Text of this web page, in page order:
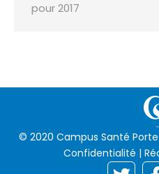
pour 2017
© 2020 Campus Santé Porte
Confidentialité |